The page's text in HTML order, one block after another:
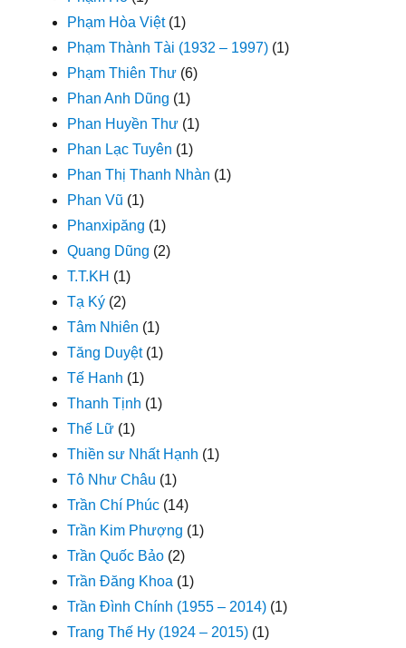
Phạm Hòa Việt(1)
Phạm Thành Tài (1932 – 1997) (1)
Phạm Thiên Thư (6)
Phan Anh Dũng (1)
Phan Huyền Thư (1)
Phan Lạc Tuyên (1)
Phan Thị Thanh Nhàn (1)
Phan Vũ (1)
Phanxipăng (1)
Quang Dũng (2)
T.T.KH (1)
Tạ Ký (2)
Tâm Nhiên (1)
Tăng Duyệt(1)
Tế Hanh (1)
Thanh Tịnh (1)
Thế Lữ (1)
Thiền sư Nhất Hạnh (1)
Tô Như Châu (1)
Trần Chí Phúc (14)
Trần Kim Phượng (1)
Trần Quốc Bảo (2)
Trần Đăng Khoa (1)
Trần Đình Chính (1955 – 2014) (1)
Trang Thế Hy (1924 – 2015) (1)